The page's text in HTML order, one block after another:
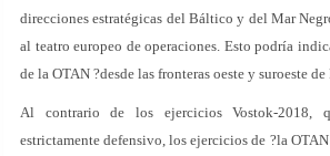
direcciones estratégicas del Báltico y del Mar
al teatro europeo de operaciones. Esto podría
de la OTAN ?desde las fronteras oeste y suroeste de
Al contrario de los ejercicios Vostok-2018,
estrictamente defensivo, los ejercicios de ?la OTAN